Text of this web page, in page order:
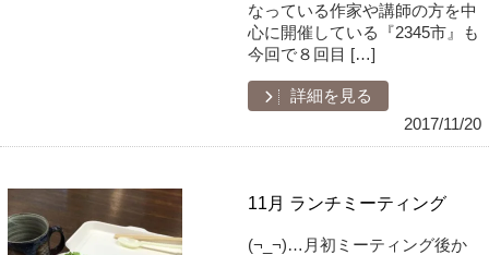
なっている作家や講師の方を中
心に開催している『2345市』も
今回で８回目 […]
詳細を見る
2017/11/20
11月 ランチミーティング
(¬_¬)…月初ミーティング後か